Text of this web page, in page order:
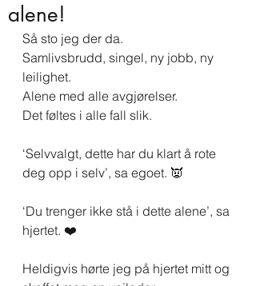
alene!
Så sto jeg der da.
Samlivsbrudd, singel, ny jobb, ny
leilighet.
Alene med alle avgjørelser.
Det føltes i alle fall slik.
‘Selvvalgt, dette har du klart å rote
deg opp i selv’, sa egoet. 👿
‘Du trenger ikke stå i dette alene’, sa
hjertet. ❤️
Heldigvis hørte jeg på hjertet mitt og